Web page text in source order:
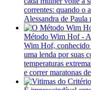
correntes: quando o
Alessandra de Paula
Método Wim Hof -
Wim Hof, conhecido
uma lenda por suas
temperaturas
e correr maratonas